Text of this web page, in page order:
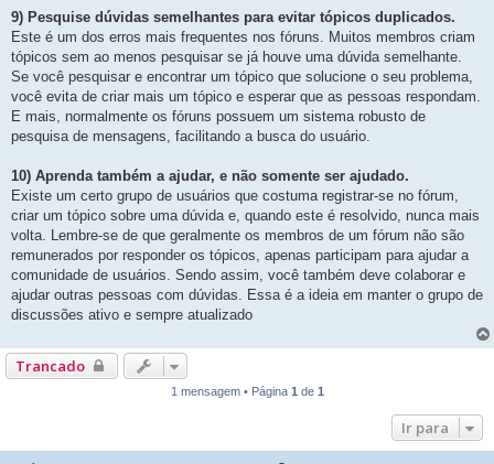
9) Pesquise dúvidas semelhantes para evitar tópicos duplicados.
Este é um dos erros mais frequentes nos fóruns. Muitos membros criam
tópicos sem ao menos pesquisar se já houve uma dúvida semelhante.
Se você pesquisar e encontrar um tópico que solucione o seu problema,
você evita de criar mais um tópico e esperar que as pessoas respondam.
E mais, normalmente os fóruns possuem um sistema robusto de
pesquisa de mensagens, facilitando a busca do usuário.
10) Aprenda também a ajudar, e não somente ser ajudado.
Existe um certo grupo de usuários que costuma registrar-se no fórum,
criar um tópico sobre uma dúvida e, quando este é resolvido, nunca mais
volta. Lembre-se de que geralmente os membros de um fórum não são
remunerados por responder os tópicos, apenas participam para ajudar a
comunidade de usuários. Sendo assim, você também deve colaborar e
ajudar outras pessoas com dúvidas. Essa é a ideia em manter o grupo de
discussões ativo e sempre atualizado
Trancado
1 mensagem • Página 1de 1
Ir para